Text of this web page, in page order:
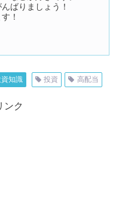
ばりましょう！
！
知識 投資 高配当
ンク